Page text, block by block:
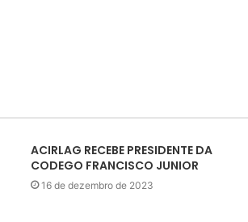
ACIRLAG RECEBE PRESIDENTE DA
CODEGO FRANCISCO JUNIOR
16 de dezembro de 2023